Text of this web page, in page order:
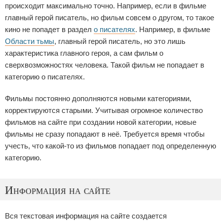
происходит максимально точно. Например, если в фильме
главный герой писатель, но фильм совсем о другом, то такое
кино не попадет в раздел о писателях. Например, в фильме
Области тьмы, главный герой писатель, но это лишь
характеристика главного героя, а сам фильм о
сверхвозможностях человека. Такой фильм не попадает в
категорию о писателях.
Фильмы постоянно дополняются новыми категориями,
корректируются старыми. Учитывая огромное количество
фильмов на сайте при создании новой категории, новые
фильмы не сразу попадают в неё. Требуется время чтобы
учесть, что какой-то из фильмов попадает под определенную
категорию.
Информация на сайте
Вся текстовая информация на сайте создается